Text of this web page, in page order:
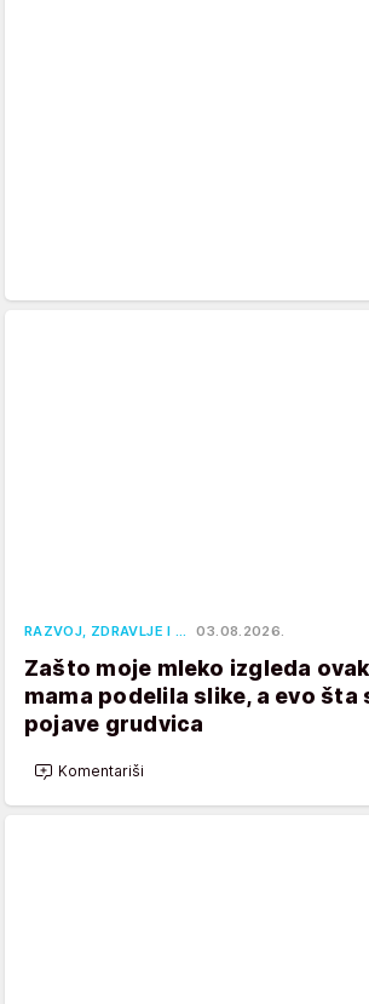
RAZVOJ, ZDRAVLJE I … 03.08.2026.
Zašto moje mleko izgleda
mama podelila slike, a evo šta
pojave grudvica
Komentariši